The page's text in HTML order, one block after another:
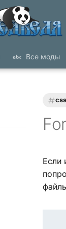
Все моды
css
Если